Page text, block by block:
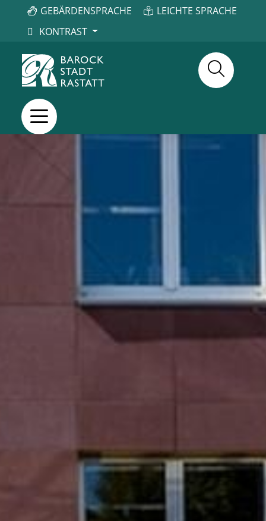
GEBÄRDENSPRACHE
LEICHTE SPRACHE
KONTRAST